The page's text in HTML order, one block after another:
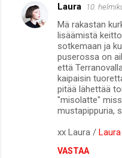
K
o
Laura 10.
Mä rakastan
lisäämistä
sotkemaan ja
puserossa on
että
kaipaisin
pitää lähettää
"misolatte"
mustapippuria,
xx Laura /
VASTAA